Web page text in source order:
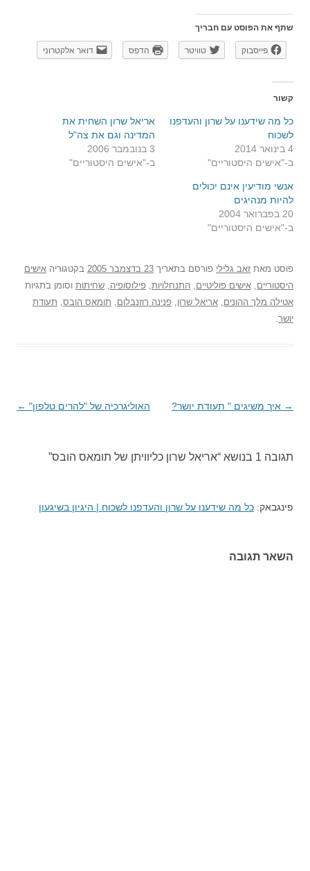
שתף את הפוסט עם חבריך
פייסבוק טוויטר הדפס דואר אלקטרוני
קשור
כל מה שידענו על שרון והעדפנו
לשכוח
4 בינואר 2014
ב-"אישים היסטוריים"
אריאל שרון השחית את
המדינה וגם את צה"ל
3 בנובמבר 2006
ב-"אישים היסטוריים"
אנשי מודיעין אינם יכולים
להיות מנהיגים
20 בפברואר 2004
ב-"אישים היסטוריים"
פוסט מאת זאב גלילי פורסם בתאריך 23 בדצמבר 2005 בקטגוריה אישים
היסטוריים, אישים פוליטיים, התנחלויות, פילוסופיה, שחיתות וסומן בתגיות
אטילה מלך ההונים, אריאל שרון, פנינה רוזנבלום, תומאס הובס, תעודת
יושר.
ניווט
→ איך משיגים " תעודת יושר? האוליגרכיה של "להרים טלפון" ←
תגובה 1 בנושא “ אריאל שרון כליוויתן של תומאס הובס”
פינגבאק: כל מה שידענו על שרון והעדפנו לשכוח | היגיון בשיגעון
השאר תגובה